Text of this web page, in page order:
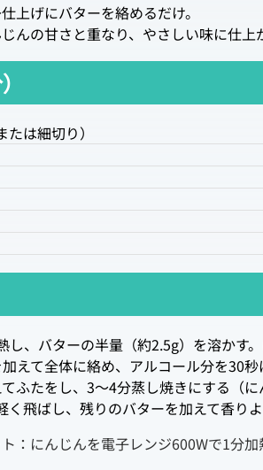
上げにバターを絡めるだけ。
んの甘さと重なり、やさしい味に仕上
は細切り）
し、バターの半量（約2.5g）を溶かす
えて全体に絡め、アルコール分を30秒
ふたをし、3〜4分蒸し焼きにする（
く飛ばし、残りのバターを加えて香り
：にんじんを電子レンジ600Wで1分加